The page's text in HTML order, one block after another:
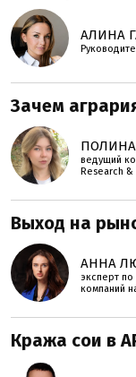
АЛИНА
Зачем
ведущий
Research &
Выход на
АННА
эксперт
компаний
Кража сои в